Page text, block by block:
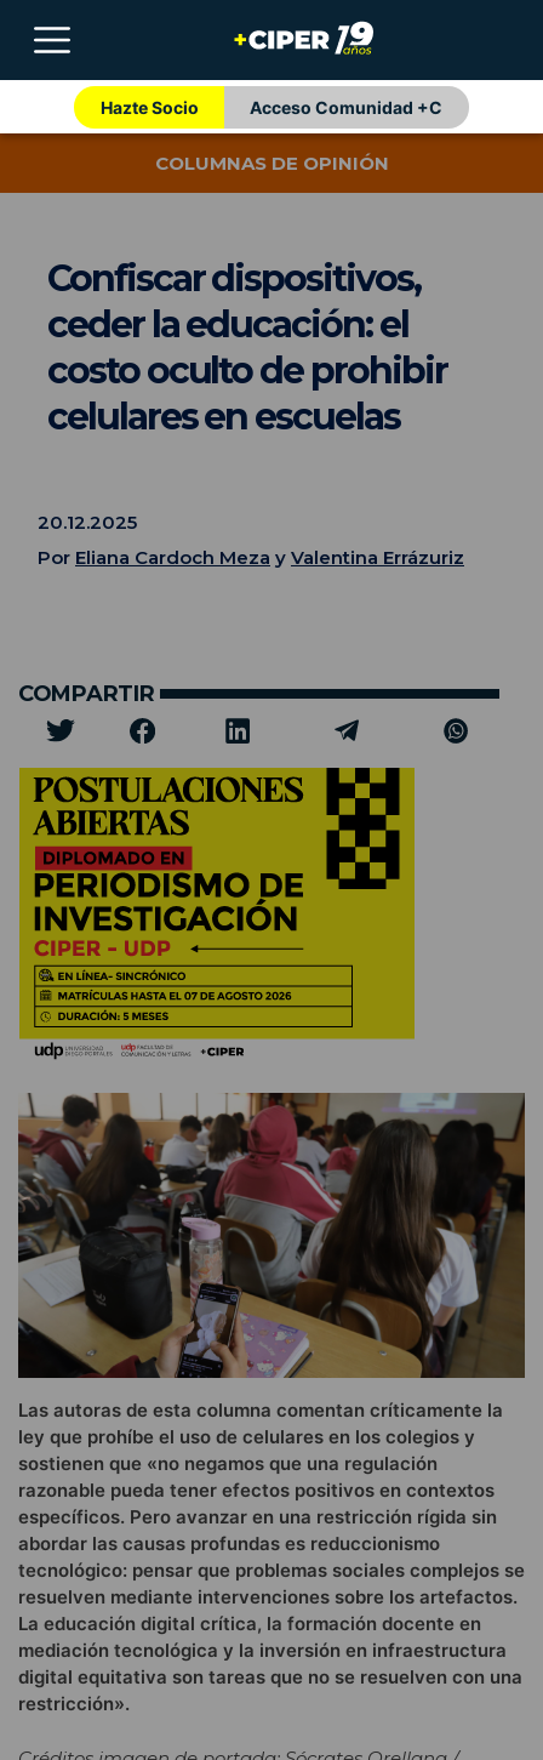
Hazte Socio Acceso Comunidad +C
COLUMNAS DE OPINIÓN
Confiscar dispositivos,
ceder la educación: el
costo oculto de prohibir
celulares en escuelas
20.12.2025
Por Eliana Cardoch Meza y Valentina Errázuriz
COMPARTIR
Las autoras de esta columna comentan críticamente la
ley que prohíbe el uso de celulares en los colegios y
sostienen que «no negamos que una regulación
razonable pueda tener efectos positivos en contextos
específicos. Pero avanzar en una restricción rígida sin
abordar las causas profundas es reduccionismo
tecnológico: pensar que problemas sociales complejos se
resuelven mediante intervenciones sobre los artefactos.
La educación digital crítica, la formación docente en
mediación tecnológica y la inversión en infraestructura
digital equitativa son tareas que no se resuelven con una
restricción».